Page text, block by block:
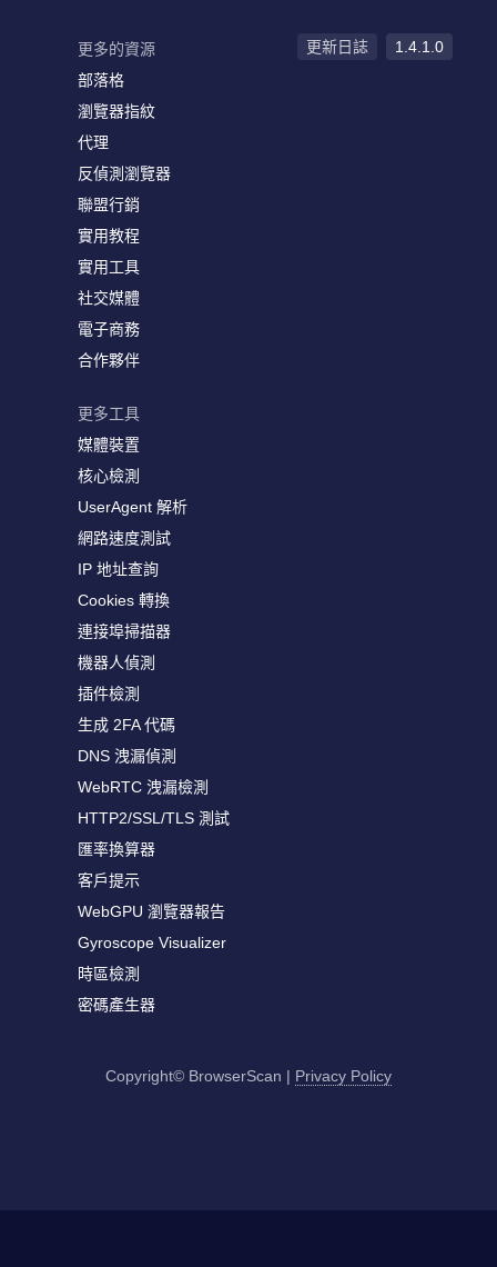
更多的資源
部落格
瀏覽器指紋
代理
反偵測瀏覽器
聯盟行銷
實用教程
實用工具
社交媒體
電子商務
合作夥伴
更多工具
媒體裝置
核心檢測
UserAgent 解析
網路速度測試
IP 地址查詢
Cookies 轉換
連接埠掃描器
機器人偵測
插件檢測
生成 2FA 代碼
DNS 洩漏偵測
WebRTC 洩漏檢測
HTTP2/SSL/TLS 測試
匯率換算器
客戶提示
WebGPU 瀏覽器報告
Gyroscope Visualizer
時區檢測
密碼產生器
更新日誌 1.4.1.0
Copyright© BrowserScan | Privacy Policy